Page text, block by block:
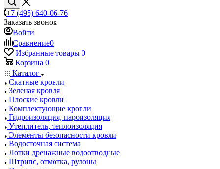
+7 (495) 640-06-76
Заказать звонок
Войти
Сравнение0
Избранные товары 0
Корзина 0
Каталог
Скатные кровли
Зеленая кровля
Плоские кровли
Комплектующие кровли
Гидроизоляция, пароизоляция
Утеплитель, теплоизоляция
Элементы безопасности кровли
Водосточная система
Лотки дренажные водоотводные
Штрипс, отмотка, рулоны